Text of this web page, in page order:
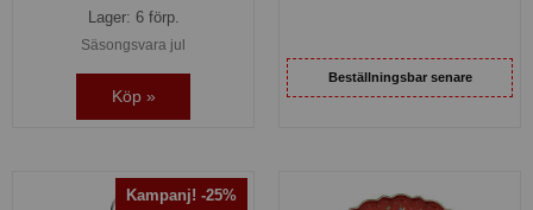
Lager: 6 förp.
Säsongsvara jul
Köp »
Beställningsbar senare
Kampanj! -25%